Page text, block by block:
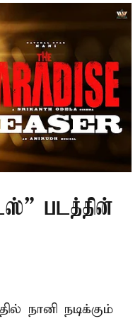
படத்தின்
நானி நடிக்கும்